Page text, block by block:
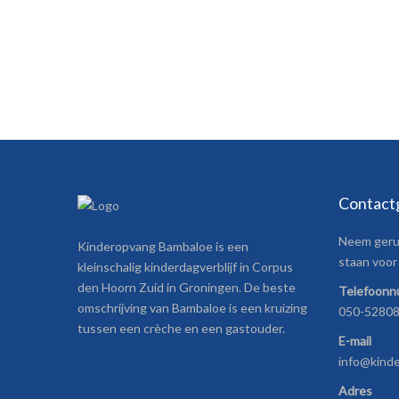
Kinderopvang Bambaloe is een
kleinschalig kinderdagverblijf in Corpus
den Hoorn Zuid in Groningen. De beste
omschrijving van Bambaloe is een kruizing
tussen een crèche en een gastouder.
Neem
staan voor
050-
E-mail
Adres